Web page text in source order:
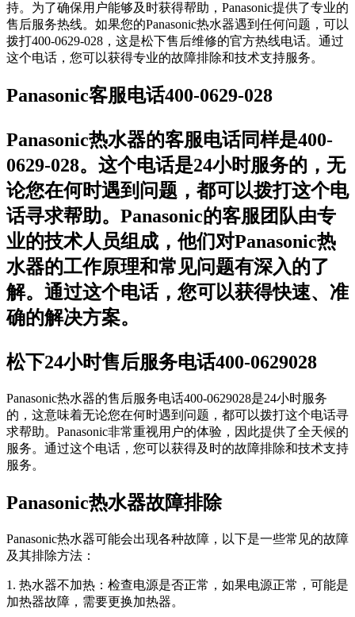
持。为了确保用户能够及时获得帮助，Panasonic提供了专业的
售后服务热线。如果您的Panasonic热水器遇到任何问题，可以
拨打400-0629-028，这是松下售后维修的官方热线电话。通过
这个电话，您可以获得专业的故障排除和技术支持服务。
Panasonic客服电话400-0629-028
Panasonic热水器的客服电话同样是400-
0629-028。这个电话是24小时服务的，无
论您在何时遇到问题，都可以拨打这个电
话寻求帮助。Panasonic的客服团队由专
业的技术人员组成，他们对Panasonic热
水器的工作原理和常见问题有深入的了
解。通过这个电话，您可以获得快速、准
确的解决方案。
松下24小时售后服务电话400-0629028
Panasonic热水器的售后服务电话400-0629028是24小时服务
的，这意味着无论您在何时遇到问题，都可以拨打这个电话寻
求帮助。Panasonic非常重视用户的体验，因此提供了全天候的
服务。通过这个电话，您可以获得及时的故障排除和技术支持
服务。
Panasonic热水器故障排除
Panasonic热水器可能会出现各种故障，以下是一些常见的故障
及其排除方法：
1. 热水器不加热：检查电源是否正常，如果电源正常，可能是
加热器故障，需要更换加热器。